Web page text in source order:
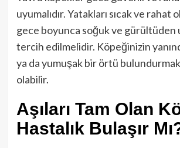
uyumalıdır. Yatakları sıcak ve rahat
gece boyunca soğuk ve gürültüden
tercih edilmelidir. Köpeğinizin
ya da yumuşak bir örtü bulundurmak
olabilir.
Aşıları Tam Olan
Hastalık Bulaşır